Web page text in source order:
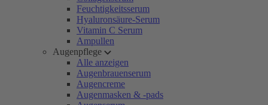
Feuchtigkeitsserum
Hyaluronsäure-Serum
Vitamin C Serum
Ampullen
Augenpflege
Alle anzeigen
Augenbrauenserum
Augencreme
Augenmasken & -pads